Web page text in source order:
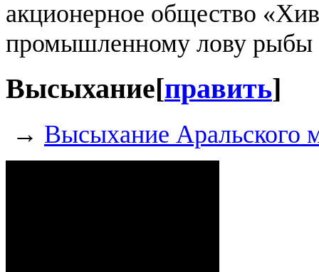
акционерное общество
промышленному лову рыбы
Высыхание[править]
→ Высыхание Аральского